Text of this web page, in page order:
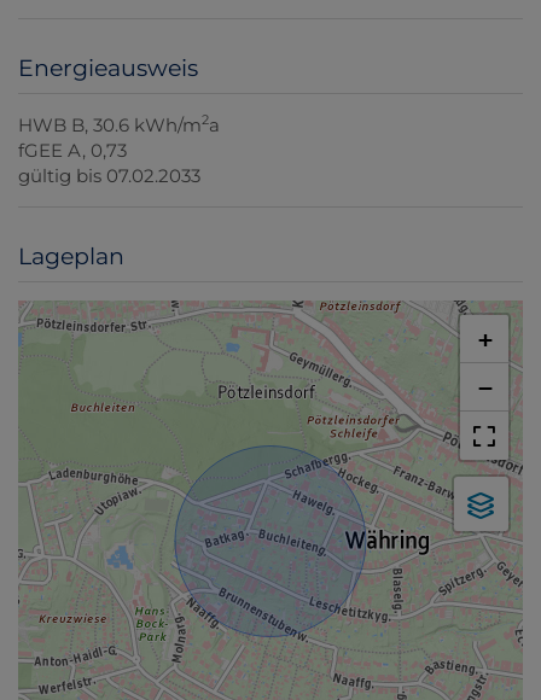
Energieausweis
HWB B, 30.6 kWh/m2a
fGEE A, 0,73
gültig bis 07.02.2033
Lageplan
+
−